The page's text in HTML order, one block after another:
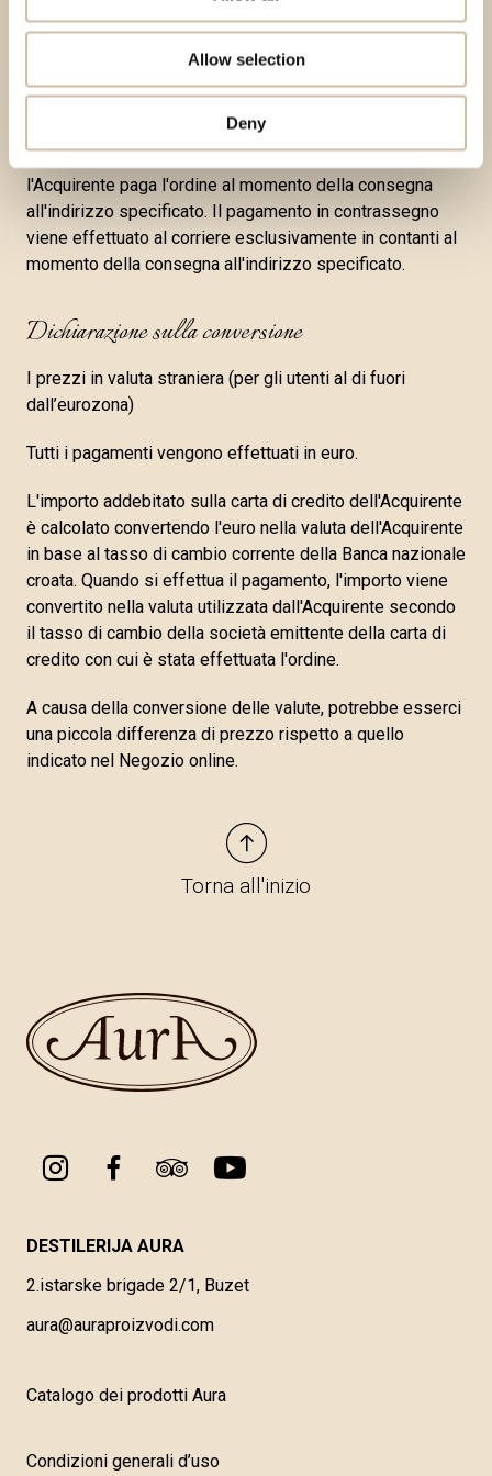
Allow selection
Deny
di sicurezza del sistema per la protezione dei dati delle
Pagamento in contrassegno
Quando si effettua il pagamento in contrassegno,
l'Acquirente paga l'ordine al momento della consegna
all'indirizzo specificato. Il pagamento in contrassegno
viene effettuato al corriere esclusivamente in contanti al
momento della consegna all'indirizzo specificato.
Dichiarazione sulla conversione
I prezzi in valuta straniera (per gli utenti al di fuori
dall’eurozona)
Tutti i pagamenti vengono effettuati in euro.
L'importo addebitato sulla carta di credito dell'Acquirente
è calcolato convertendo l'euro nella valuta dell'Acquirente
in base al tasso di cambio corrente della Banca nazionale
croata. Quando si effettua il pagamento, l'importo viene
convertito nella valuta utilizzata dall'Acquirente secondo
il tasso di cambio della società emittente della carta di
credito con cui è stata effettuata l'ordine.
A causa della conversione delle valute, potrebbe esserci
una piccola differenza di prezzo rispetto a quello
indicato nel Negozio online.
Torna all'inizio
DESTILERIJA AURA
2.istarske brigade 2/1, Buzet
aura@auraproizvodi.com
Catalogo dei prodotti Aura
Condizioni generali d’uso